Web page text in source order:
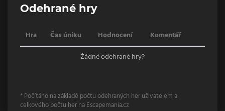
Odehrané hry
Hra Čas úniku Hodnocení
Komentář
Žádné odehrané hry?
* Počítáno na základě počtu odehraných her uživatelem a
celkového počtu her na Escapemania.cz